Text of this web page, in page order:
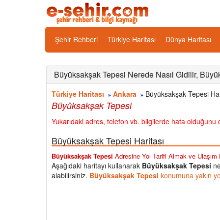
Şehir Rehberi Türkiye Haritası Dünya Haritası
Büyüksakşak Tepesi Nerede Nasıl Gidilir,
Türkiye Haritası » Ankara » Büyüksakşak Tepesi
Büyüksakşak Tepesi
Yukarıdaki adres, telefon vb. bilgilerde hata
Büyüksakşak Tepesi Haritası
Büyüksakşak Tepesi Adresine Yol Tarifi Almak ve Ulaşım
Aşağıdaki haritayı kullanarak Büyüksakşak Tepesi
alabilirsiniz. Büyüksakşak Tepesi konumuna yakın